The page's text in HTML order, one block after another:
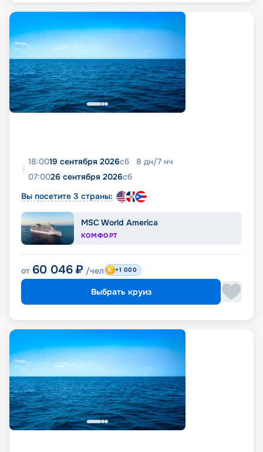
18:0019 сентября 2026сб 8 дн/7 нч
07:0026 сентября 2026сб
Вы посетите 3 страны:
MSC World America
КОМФОРТ
от 60 046 ₽ /чел +1 000
Выбрать круиз